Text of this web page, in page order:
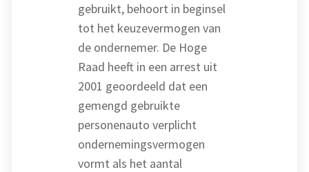
gebruikt, behoort in beginsel
tot het keuzevermogen van
de ondernemer. De Hoge
Raad heeft in een arrest uit
2001 geoordeeld dat een
gemengd gebruikte
personenauto verplicht
ondernemingsvermogen
vormt als het aantal